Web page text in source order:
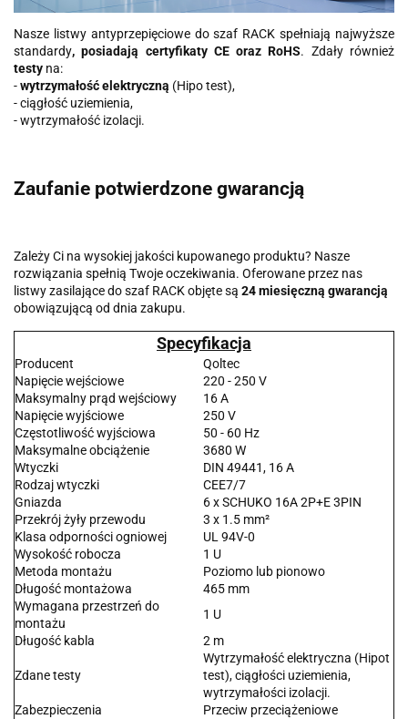
Nasze listwy antyprzepięciowe do szaf RACK spełniają najwyższe
standardy, posiadają certyfikaty CE oraz RoHS. Zdały również
testy na:
-wytrzymałość elektryczną (Hipo test),
- ciągłość uziemienia,
- wytrzymałość izolacji.
Zaufanie potwierdzone gwarancją
Zależy Ci na wysokiej jakości kupowanego produktu? Nasze
rozwiązania spełnią Twoje oczekiwania. Oferowane przez nas
listwy zasilające do szaf RACK objęte są 24 miesięczną gwarancją
obowiązującą od dnia zakupu.
Specyfikacja
Producent
Qoltec
Napięcie wejściowe
220 - 250 V
Maksymalny prąd wejściowy
16 A
Napięcie wyjściowe
250 V
Częstotliwość wyjściowa
50 - 60 Hz
Maksymalne obciążenie
3680 W
Wtyczki
DIN 49441, 16 A
Rodzaj wtyczki
CEE7/7
Gniazda
6 x SCHUKO 16A 2P+E 3PIN
Przekrój żyły przewodu
3 x 1.5 mm²
Klasa odporności ogniowej
UL 94V-0
Wysokość robocza
1 U
Metoda montażu
Poziomo lub pionowo
Długość montażowa
465 mm
Wymagana przestrzeń do
montażu
1 U
Długość kabla
2 m
Zdane testy
Wytrzymałość elektryczna (Hipot
test), ciągłości uziemienia,
wytrzymałości izolacji.
Zabezpieczenia
Przeciw przeciążeniowe